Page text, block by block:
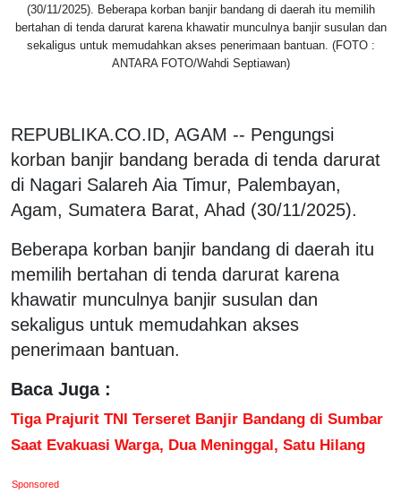
(30/11/2025). Beberapa korban banjir bandang di daerah itu memilih
bertahan di tenda darurat karena khawatir munculnya banjir susulan dan
sekaligus untuk memudahkan akses penerimaan bantuan. (FOTO :
ANTARA FOTO/Wahdi Septiawan)
REPUBLIKA.CO.ID, AGAM -- Pengungsi
korban banjir bandang berada di tenda darurat
di Nagari Salareh Aia Timur, Palembayan,
Agam, Sumatera Barat, Ahad (30/11/2025).
Beberapa korban banjir bandang di daerah itu
memilih bertahan di tenda darurat karena
khawatir munculnya banjir susulan dan
sekaligus untuk memudahkan akses
penerimaan bantuan.
Baca Juga :
Tiga Prajurit TNI Terseret Banjir Bandang di Sumbar
Saat Evakuasi Warga, Dua Meninggal, Satu Hilang
Sponsored